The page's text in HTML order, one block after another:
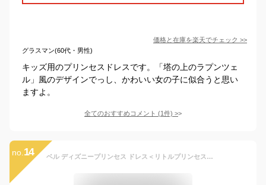
価格と在庫を楽天でチェック >>
グラスマン(60代・男性)
キッズ用のプリンセスドレスです。「塔の上のラプンツェ
ル」風のデザインでっし、かわいい女の子に似合うと思い
ますよ。
全てのおすすめコメント (1件) >
no. 14 ベル ディズニープリンセス ドレス＜リトルプリンセスルーム ディズニーコレクション ベル＞【公式ライセンス コスプレ 衣装 ギフト キッズ 美女と野獣 Disney Princess コスチューム 子供 子ども クリスマス プレゼント 女の子 なりきり】